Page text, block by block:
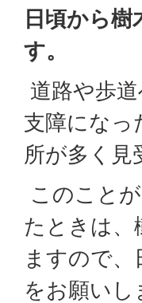
日頃から
す。
道路や歩
支障になっ
所が多く見
このこと
たときは、
ますので
をお願いし